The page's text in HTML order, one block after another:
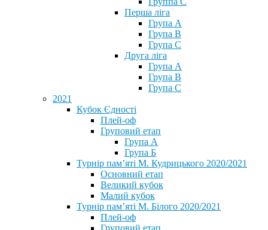
Перша ліга
Група A
Група B
Група C
Друга ліга
Група A
Група B
Група C
2021
Кубок Єдності
Плей-оф
Груповий етап
Група А
Група Б
Турнір пам’яті М. Кудрицького 2020/2021
Основний етап
Великий кубок
Малий кубок
Турнір пам’яті М. Білого 2020/2021
Плей-оф
Груповий етап